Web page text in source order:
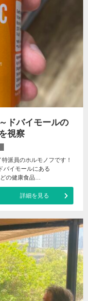
ドバイモールの
視察
派員のホルモノフです！
イモールにある
どの健康食品…
詳細を見る